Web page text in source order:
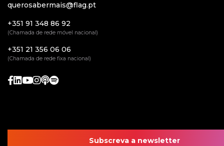
querosabermais@flag.pt
+351 91 348 86 92
(Chamada de rede móvel nacional)
+351 21 356 06 06
(Chamada de rede fixa nacional)
Subscreva a newsletter